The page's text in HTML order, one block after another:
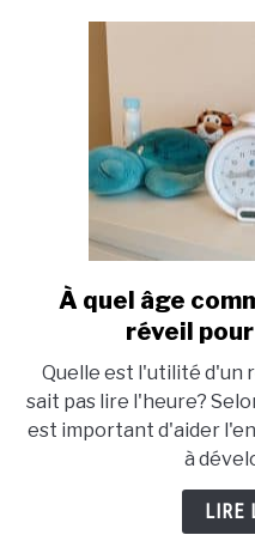
À quel âge
réveil
Quelle est l'utilité d'un
sait pas lire l'heure?
est important d'aider
à
LIRE